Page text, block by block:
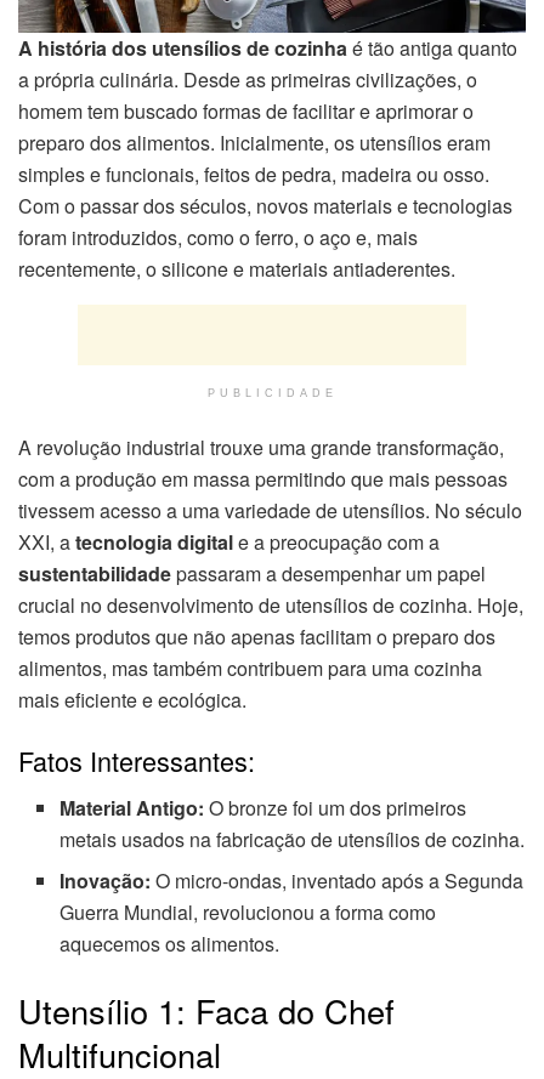
A história dos utensílios de cozinhaé tão antiga quanto
a própria culinária. Desde as primeiras civilizações, o
homem tem buscado formas de facilitar e aprimorar o
preparo dos alimentos. Inicialmente, os utensílios eram
simples e funcionais, feitos de pedra, madeira ou osso.
Com o passar dos séculos, novos materiais e tecnologias
foram introduzidos, como o ferro, o aço e, mais
recentemente, o silicone e materiais antiaderentes.
PUBLICIDADE
A revolução industrial trouxe uma grande transformação,
com a produção em massa permitindo que mais pessoas
tivessem acesso a uma variedade de utensílios. No século
XXI, atecnologia digitale a preocupação com a
sustentabilidadepassaram a desempenhar um papel
crucial no desenvolvimento de utensílios de cozinha. Hoje,
temos produtos que não apenas facilitam o preparo dos
alimentos, mas também contribuem para uma cozinha
mais eficiente e ecológica.
Fatos Interessantes:
Material Antigo: O bronze foi um dos primeiros
metais usados na fabricação de utensílios de cozinha.
Inovação: O micro-ondas, inventado após a Segunda
Guerra Mundial, revolucionou a forma como
aquecemos os alimentos.
Utensílio 1: Faca do Chef
Multifuncional